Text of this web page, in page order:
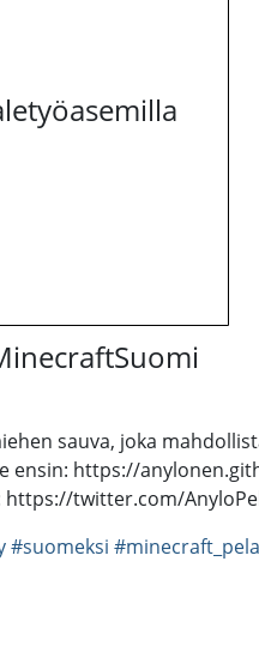
sauva, joka
ensin: https://
twitter.com/
#suomeksi